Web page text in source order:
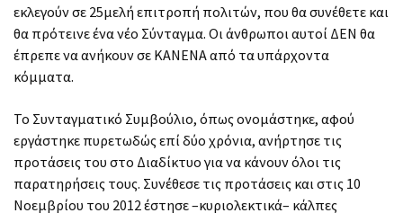
εκλεγούν σε 25μελή επιτροπή πολιτών, που θα συνέθετε και
θα πρότεινε ένα νέο Σύνταγμα. Οι άνθρωποι αυτοί ΔΕΝ θα
έπρεπε να ανήκουν σε ΚΑΝΕΝΑ από τα υπάρχοντα
κόμματα.
Το Συνταγματικό Συμβούλιο, όπως ονομάστηκε, αφού
εργάστηκε πυρετωδώς επί δύο χρόνια, ανήρτησε τις
προτάσεις του στο Διαδίκτυο για να κάνουν όλοι τις
παρατηρήσεις τους. Συνέθεσε τις προτάσεις και στις 10
Νοεμβρίου του 2012 έστησε –κυριολεκτικά– κάλπες